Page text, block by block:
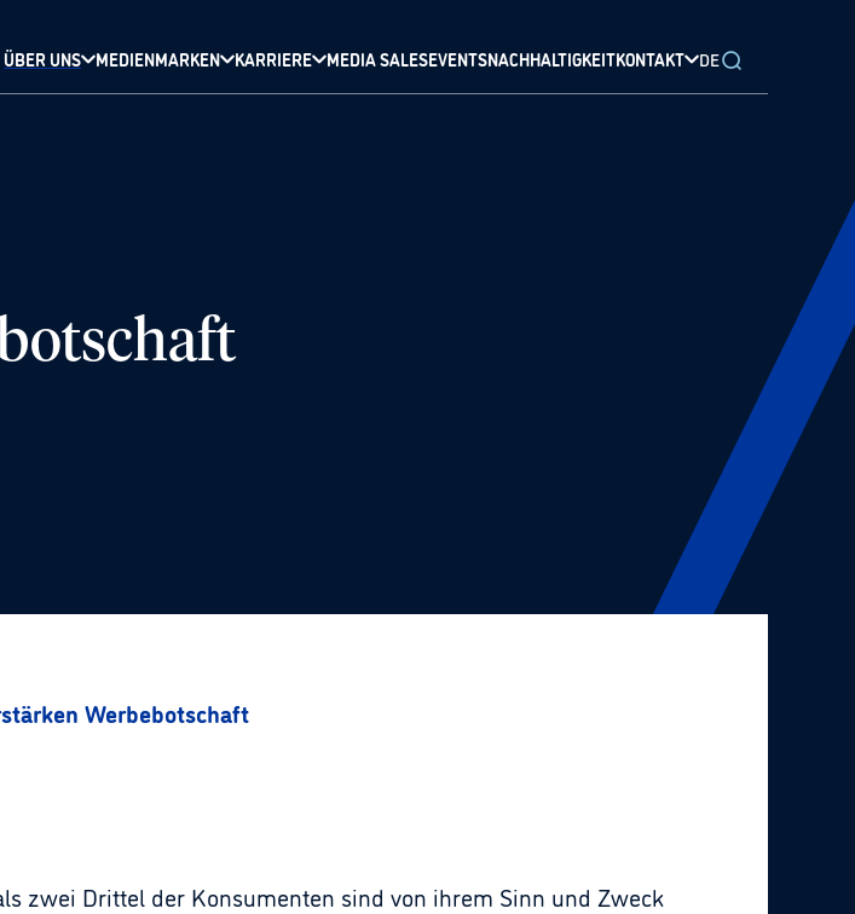
ÜBER UNS MEDIENMARKEN KARRIERE MEDIA SALESEVENTSNACHHALTIGKEITKONTAKT DE
Werbebotschaft
zwei Drittel der Konsumenten sind von ihrem Sinn und Zweck